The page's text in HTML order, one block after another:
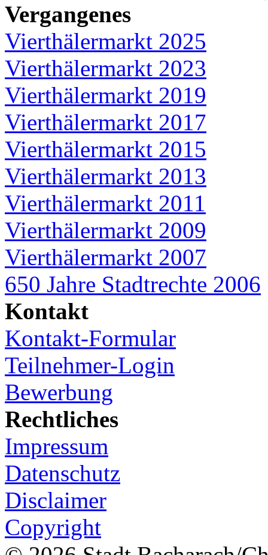
Vergangenes
Vierthälermarkt 2025
Vierthälermarkt 2023
Vierthälermarkt 2019
Vierthälermarkt 2017
Vierthälermarkt 2015
Vierthälermarkt 2013
Vierthälermarkt 2011
Vierthälermarkt 2009
Vierthälermarkt 2007
650 Jahre Stadtrechte 2006
Kontakt
Kontakt-Formular
Teilnehmer-Login
Bewerbung
Rechtliches
Impressum
Datenschutz
Disclaimer
Copyright